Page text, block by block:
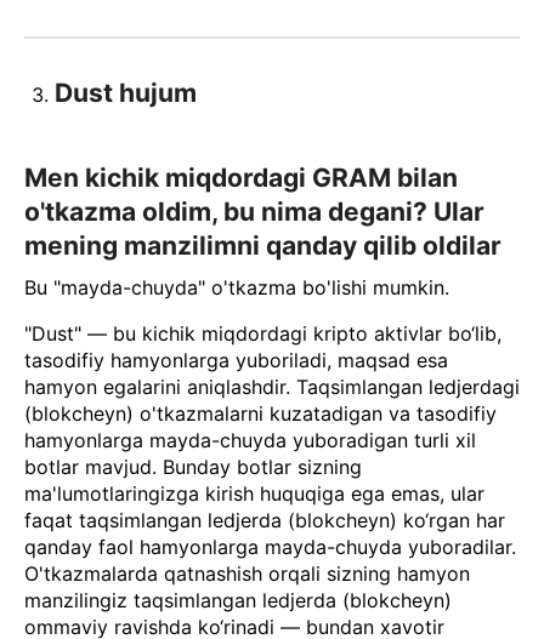
Dust hujum
Men kichik miqdordagi GRAM bilan
o'tkazma oldim, bu nima degani? Ular
mening manzilimni qanday qilib oldilar
Bu "mayda-chuyda" o'tkazma bo'lishi mumkin.
"Dust" — bu kichik miqdordagi kripto aktivlar bo‘lib,
tasodifiy hamyonlarga yuboriladi, maqsad esa
hamyon egalarini aniqlashdir. Taqsimlangan ledjerdagi
(blokcheyn) o'tkazmalarni kuzatadigan va tasodifiy
hamyonlarga mayda-chuyda yuboradigan turli xil
botlar mavjud. Bunday botlar sizning
ma'lumotlaringizga kirish huquqiga ega emas, ular
faqat taqsimlangan ledjerda (blokcheyn) ko‘rgan har
qanday faol hamyonlarga mayda-chuyda yuboradilar.
O'tkazmalarda qatnashish orqali sizning hamyon
manzilingiz taqsimlangan ledjerda (blokcheyn)
ommaviy ravishda ko‘rinadi — bundan xavotir